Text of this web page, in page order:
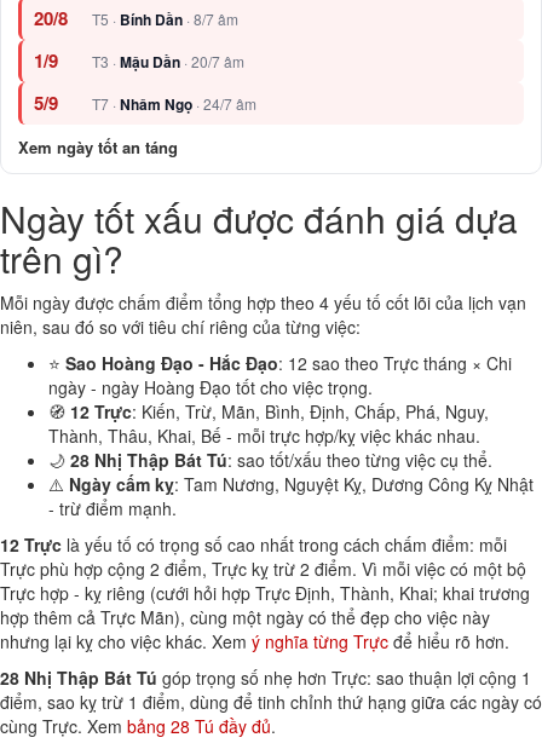
20/8 T5 · Bính Dần · 8/7 âm
1/9 T3 ·Mậu Dần · 20/7 âm
5/9 T7 ·Nhâm Ngọ · 24/7 âm
Xem ngày tốt an táng
Ngày tốt xấu được đánh giá dựa
trên gì?
Mỗi ngày được chấm điểm tổng hợp theo 4 yếu tố cốt lõi của lịch vạn
niên, sau đó so với tiêu chí riêng của từng việc:
⭐ Sao Hoàng Đạo - Hắc Đạo: 12 sao theo Trực tháng × Chi
ngày - ngày Hoàng Đạo tốt cho việc trọng.
🧭 12 Trực: Kiến, Trừ, Mãn, Bình, Định, Chấp, Phá, Nguy,
Thành, Thâu, Khai, Bế - mỗi trực hợp/kỵ việc khác nhau.
🌙 28 Nhị Thập Bát Tú: sao tốt/xấu theo từng việc cụ thể.
⚠️ Ngày cấm kỵ: Tam Nương, Nguyệt Kỵ, Dương Công Kỵ Nhật
- trừ điểm mạnh.
12 Trực là yếu tố có trọng số cao nhất trong cách chấm điểm: mỗi
Trực phù hợp cộng 2 điểm, Trực kỵ trừ 2 điểm. Vì mỗi việc có một bộ
Trực hợp - kỵ riêng (cưới hỏi hợp Trực Định, Thành, Khai; khai trương
hợp thêm cả Trực Mãn), cùng một ngày có thể đẹp cho việc này
nhưng lại kỵ cho việc khác. Xem ý nghĩa từng Trực để hiểu rõ hơn.
28 Nhị Thập Bát Tú góp trọng số nhẹ hơn Trực: sao thuận lợi cộng 1
điểm, sao kỵ trừ 1 điểm, dùng để tinh chỉnh thứ hạng giữa các ngày có
cùng Trực. Xem bảng 28 Tú đầy đủ.